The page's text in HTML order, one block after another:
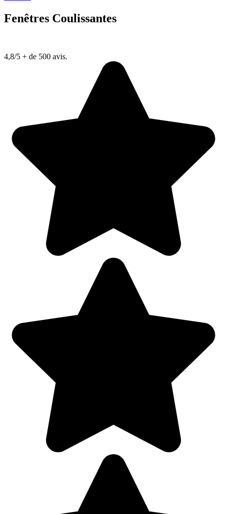
Fenêtres Coulissantes
4,8/5 + de 500 avis.